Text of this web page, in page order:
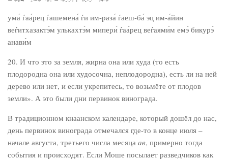
ума́ ѓаа́рец ѓашемена́ ѓи им-раза́ ѓаеш-ба́ эц им-а́йин
веѓитхазактэ́м улькахтэ́м мипери́ ѓаа́рец веѓаями́м емэ́ бикурэ́
анави́м
20. И что это за земля, жирна она или худа (то есть
плодородна она или худосочна, неплодородна), есть ли на ней
дерево или нет, и если укрепитесь, то возьмёте от плодов
земли». А это были дни первинок винограда.
В традиционном кнаанском календаре, который дошёл до нас,
день первинок винограда отмечался где-то в конце июля –
начале августа, третьего числа месяца ав, примерно тогда
события и происходят. Если Моше посылает разведчиков как